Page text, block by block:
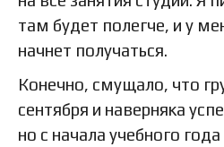
там будет полегче, и у
начнет получаться.
Конечно, смущало, что
сентября и наверняка
но с начала учебного